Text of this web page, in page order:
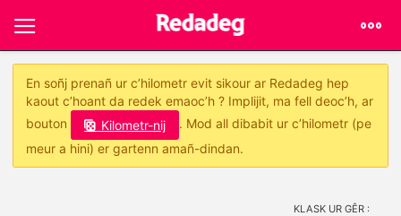
En soñj prenañ ur c’hilometr evit sikour ar Redadeg hep
kaout c’hoant da redek emaoc’h ? Implijit, ma fell deoc’h, ar
bouton
Kilometr-nij
. Mod all dibabit ur c’hilometr (pe
meur a hini) er gartenn amañ-dindan.
KLASK UR GÊR :